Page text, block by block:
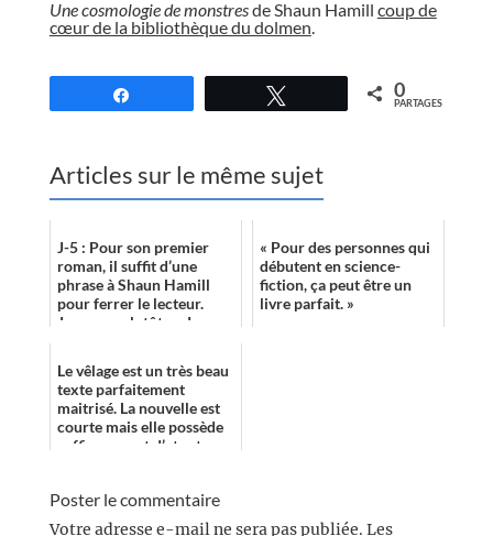
Une cosmologie de monstresde Shaun Hamill coup de
cœur de la bibliothèque du dolmen.
0
PARTAGES
Articles sur le même sujet
J-5 : Pour son premier
roman, il suffit d’une
phrase à Shaun Hamill
pour ferrer le lecteur.
Jugez-en plutôt : « Je me
« Pour des personnes qui
débutent en science-
fiction, ça peut être un
livre parfait. »
Le vêlage est un très beau
texte parfaitement
maitrisé. La nouvelle est
courte mais elle possède
suffisamment d’atouts
Poster le commentaire
Votre adresse e-mail ne sera pas publiée. Les